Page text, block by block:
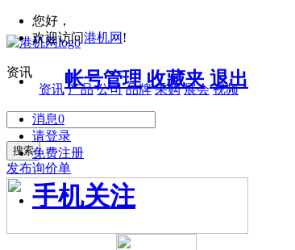
您好，
欢迎访问港机网 !
帐号管理 收藏夹 退出
消息0
请登录
免费注册
手机关注
资讯
资讯 产品 公司 品牌 采购 展会 视频
搜索
发布询价单